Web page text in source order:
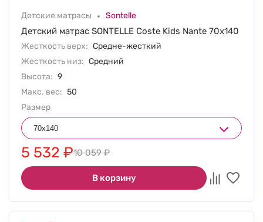
Детские матрасы Sontelle
Детский матрас SONTELLE Coste Kids Nante 70х140
Жесткость верх: Средне-жесткий
Жесткость низ: Средний
Высота: 9
Макс. вес: 50
Размер
5 532 ₽10 059₽
В корзину